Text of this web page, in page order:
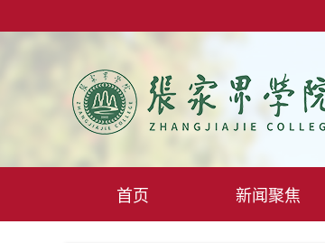
首页 新闻聚焦